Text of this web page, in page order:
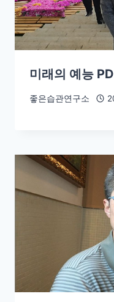
미래의 예능
좋은습관연구소